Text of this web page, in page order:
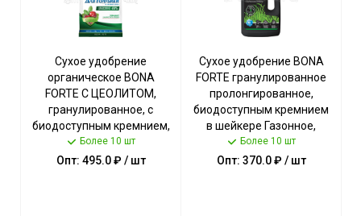
Сухое удобрение
органическое BONA
FORTE С ЦЕОЛИТОМ,
гранулированное, с
биодоступным кремнием,
для Голубики и лесных
ягод пакет 2,5 кг [10]
Более 10 шт
Опт: 495.0 ₽ / шт
Сухое удобрение BONA
FORTE гранулированное
пролонгированное,
биодоступным кремнием
в шейкере Газонное,
канистра 1 кг арт.
BF23010551 [12] ГАРДЕН
Более 10 шт
Опт: 370.0 ₽ / шт